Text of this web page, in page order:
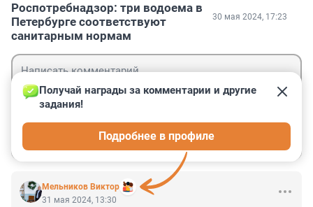
Роспотребнадзор: три водоема в
Петербурге соответствуют
санитарным нормам
30 мая 2024, 17:23
Мельников Виктор
Получай награды за комментарии и другие
задания!
Подробнее в профиле
31 мая 2024, 13:30